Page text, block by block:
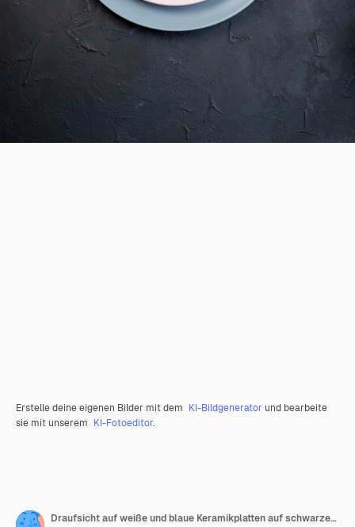
Erstelle deine eigenen Bilder mit dem KI-Bildgenerator und bearbeite
sie mit unserem KI-Fotoeditor.
Draufsicht auf weiße und blaue Keramikplatten auf schwarzem Hintergrund mit freiem Platz